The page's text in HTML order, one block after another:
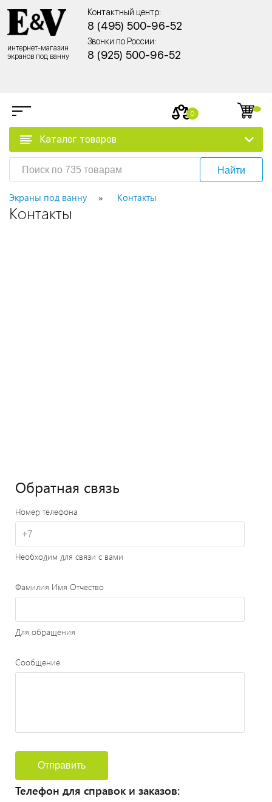
интернет-магазин
экранов под ванну
Контактный центр:
8 (495) 500-96-52
Звонки по России:
8 (925) 500-96-52
0
Каталог товаров
Найти
Экраны под ванну Контакты
Контакты
Обратная связь
Номер телефона
Необходим для связи с вами
Фамилия Имя Отчество
Для обращения
Сообщение
Отправить
Телефон для справок и заказов: